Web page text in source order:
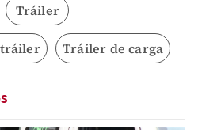
Tráiler
tráiler Tráiler de carga